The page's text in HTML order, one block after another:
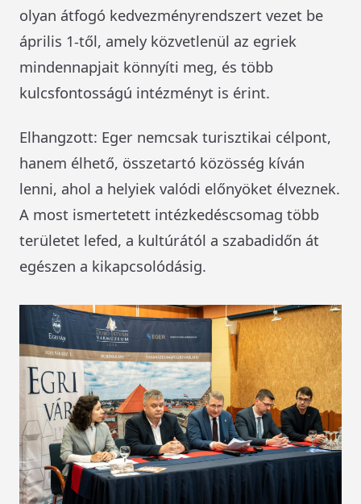
olyan átfogó kedvezményrendszert vezet be
április 1-től, amely közvetlenül az egriek
mindennapjait könnyíti meg, és több
kulcsfontosságú intézményt is érint.
Elhangzott: Eger nemcsak turisztikai célpont,
hanem élhető, összetartó közösség kíván
lenni, ahol a helyiek valódi előnyöket élveznek.
A most ismertetett intézkedéscsomag több
területet lefed, a kultúrától a szabadidőn át
egészen a kikapcsolódásig.